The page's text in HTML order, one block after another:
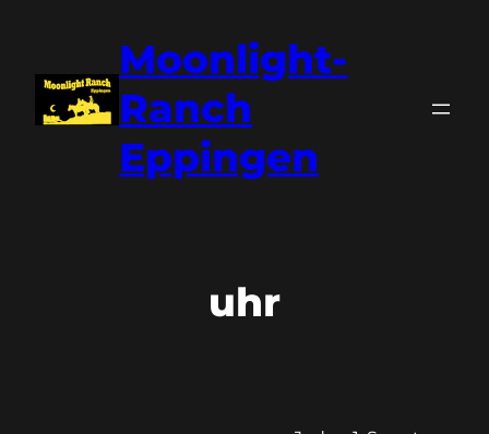
springen
Moonlight-
Ranch
Eppingen
uhr